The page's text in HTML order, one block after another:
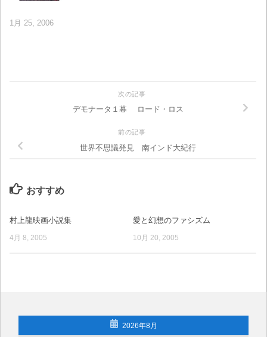
1月 25, 2006
次の記事
デモナータ１幕 ロード・ロス
前の記事
世界不思議発見 南インド大紀行
おすすめ
村上龍映画小説集
4月 8, 2005
愛と幻想のファシズム
10月 20, 2005
2026年8月